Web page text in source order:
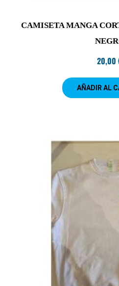
CAMISETA MANGA
20,00
AÑADIR AL